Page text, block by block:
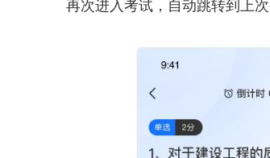
再次进入考试，自动跳转到上